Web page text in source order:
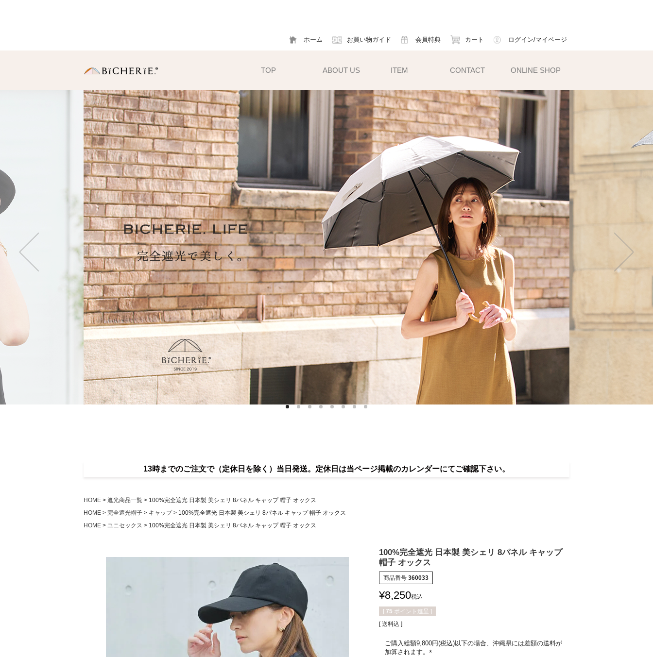
ホーム お買い物ガイド 会員特典 カート ログイン/マイページ
TOP ABOUT US ITEM
日傘
長傘
・Sサイズ（親骨50cm）
中棒伸縮タイプの使いやすい小ぶ
りサイズ。
・Ｍサイズ(親骨55cm)
一般的に使われている女性雨傘と
同サイズ。
折りたたみ傘
・2段タイプ(親骨50cm)
折りたたむのが楽で長傘のように
も持てます。
・3段タイプ(親骨50cm)
最もコンパクトになり折りたたま
ず閉じて持てます。
帽子
キャスケット
サンバイザー
異素材タイプ
ハットクリップ
ハットライナー
小物雑貨
フェイスマスク
アームカバー
ソックス
CONTACT ONLINE SHOP
13時までのご注文で（定休日を除く）当日発送。定休日は当ページ掲載のカレンダーにてご確認下さい。
HOME 遮光商品一覧
100%完全遮光 日本製 美シェリ 8パネル キャップ 帽子 オックス
HOME
完全遮光帽子 キャップ
100%完全遮光 日本製 美シェリ 8パネル キャップ 帽子 オックス
HOME
ユニセックス 100%完全遮光 日本製 美シェリ 8パネル キャップ 帽子 オックス
100%完全遮光 日本製 美シェリ 8パネル キャップ
帽子 オックス
商品番号 360033
¥8,250税込
[ 75 ポイント進呈 ]
送料込
ご購入総額9,800円(税込)以下の場合、沖縄県には差額の送料が
加算されます。